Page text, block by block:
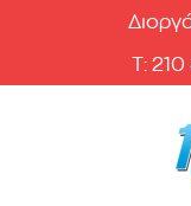
T: